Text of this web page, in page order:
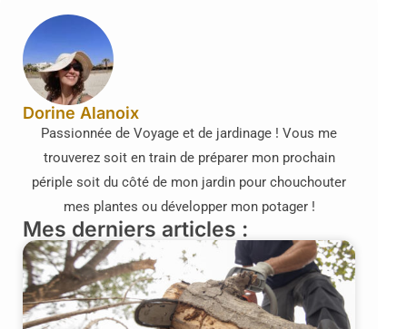
Dorine Alanoix
Passionnée de Voyage et de jardinage ! Vous me
trouverez soit en train de préparer mon prochain
périple soit du côté de mon jardin pour chouchouter
mes plantes ou développer mon potager !
Mes derniers articles :